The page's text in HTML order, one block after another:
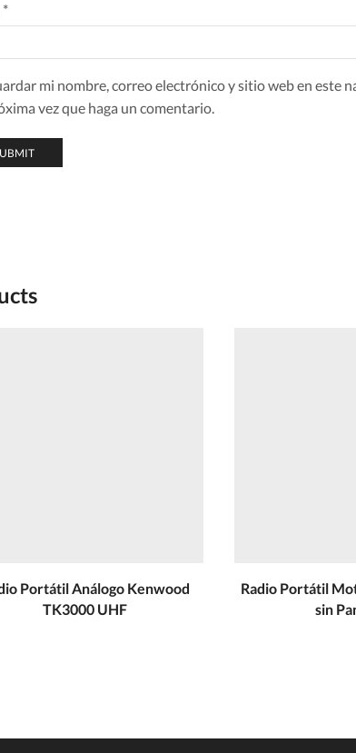
*
mi nombre, correo electrónico y sitio web en este
vez que haga un comentario.
Portátil Análogo Kenwood
TK3000 UHF
Radio Portátil
sin